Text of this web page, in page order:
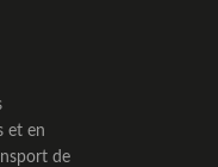
et en
de